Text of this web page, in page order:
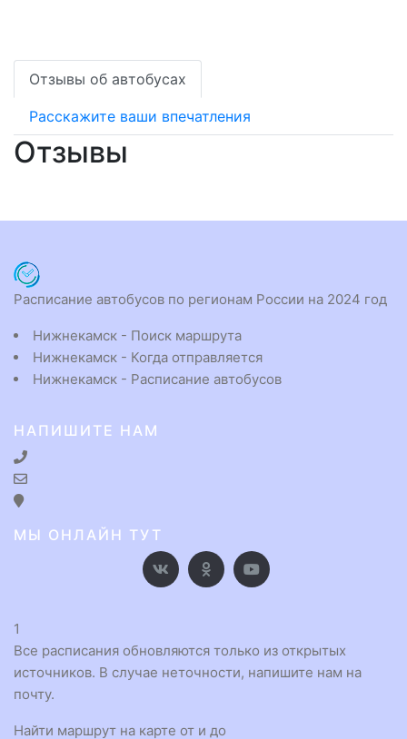
Отзывы об автобусах
Расскажите ваши впечатления
Отзывы
Расписание автобусов по регионам России на 2024 год
Нижнекамск - Поиск маршрута
Нижнекамск - Когда отправляется
Нижнекамск - Расписание автобусов
НАПИШИТЕ НАМ
МЫ ОНЛАЙН ТУТ
1
Все расписания обновляются только из открытых
источников. В случае неточности, напишите нам на
почту.
Найти маршрут на карте от и до